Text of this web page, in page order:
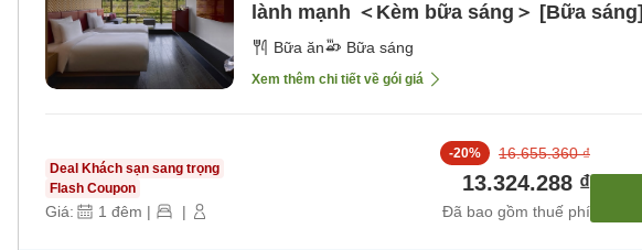
lành mạnh ＜Kèm bữa sáng＞ [Bữa sáng]
Bữa ăn Bữa sáng
Xem thêm chi tiết về gói giá
Deal Khách sạn sang trọng
Flash Coupon
Giá: 1 đêm | |
-20% 16.655.360 ₫
13.324.288 ₫
Đã bao gồm thuế phí